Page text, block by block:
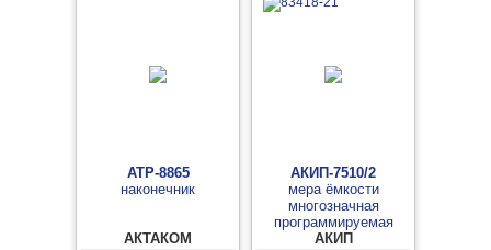
АТР-8865
наконечник
АКТАКОМ
АКИП-7510/2
мера ёмкости
многозначная
программируемая
АКИП